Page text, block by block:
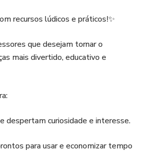
vai amar:*
cultura brasileira
e expressão oral
e o pensamento crítico
recursos lúdicos e práticos!✨
que desejam tornar o
mais divertido, educativo e
despertam curiosidade e interesse.
para usar e economizar tempo